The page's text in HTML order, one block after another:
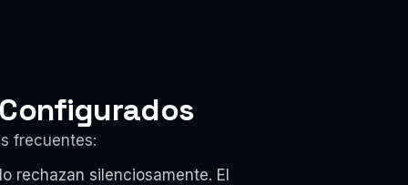
frecuentes:
rechazan silenciosamente. El